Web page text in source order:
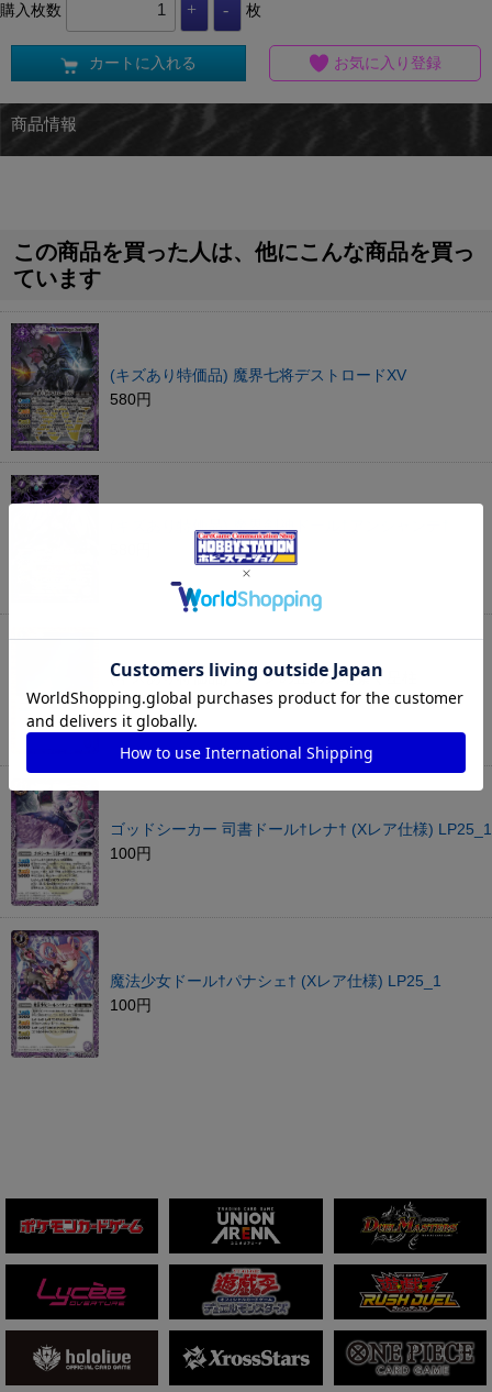
購入枚数 枚
カートに入れる お気に入り登録
商品情報
この商品を買った人は、他にこんな商品を買っ
ています
(キズあり特価品) 魔界七将デストロードXV
580円
(キズあり特価品) 魔界剣神ドール†アンシャンテ†
(キズあり特価品) テランの丘の天地繋ぐ星柱
100円
ゴッドシーカー 司書ドール†レナ† (Xレア仕様) LP25_1
100円
魔法少女ドール†パナシェ† (Xレア仕様) LP25_1
100円